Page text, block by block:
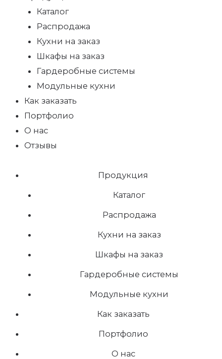
Каталог
Распродажа
Кухни на заказ
Шкафы на заказ
Гардеробные системы
Модульные кухни
Как заказать
Портфолио
О нас
Отзывы
Продукция
Каталог
Распродажа
Кухни на заказ
Шкафы на заказ
Гардеробные системы
Модульные кухни
Как заказать
Портфолио
О нас